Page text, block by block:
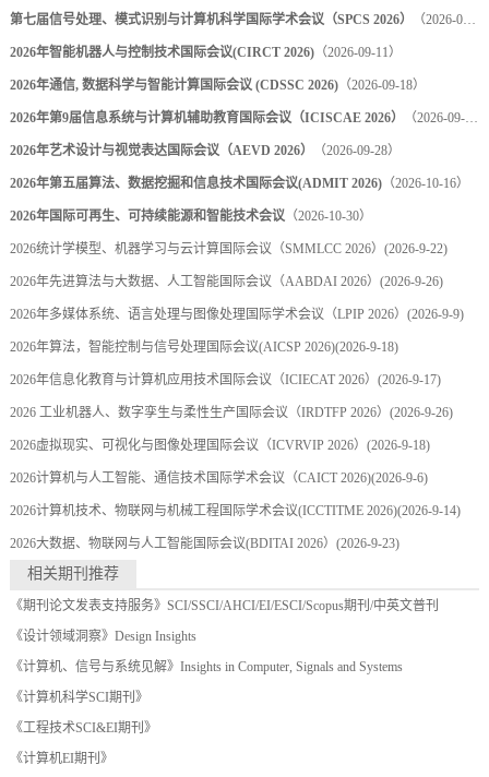
第七届信号处理、模式识别与计算机科学国际学术会议（SPCS 2026） （2026-08-28）
2026年智能机器人与控制技术国际会议(CIRCT 2026)（2026-09-11）
2026年通信, 数据科学与智能计算国际会议 (CDSSC 2026)（2026-09-18）
2026年第9届信息系统与计算机辅助教育国际会议（ICISCAE 2026） （2026-09-27）
2026年艺术设计与视觉表达国际会议（AEVD 2026） （2026-09-28）
2026年第五届算法、数据挖掘和信息技术国际会议(ADMIT 2026)（2026-10-16）
2026年国际可再生、可持续能源和智能技术会议（2026-10-30）
2026统计学模型、机器学习与云计算国际会议（SMMLCC 2026） (2026-9-22)
2026年先进算法与大数据、人工智能国际会议（AABDAI 2026） (2026-9-26)
2026年多媒体系统、语言处理与图像处理国际学术会议（LPIP 2026） (2026-9-9)
2026年算法，智能控制与信号处理国际会议(AICSP 2026)(2026-9-18)
2026年信息化教育与计算机应用技术国际会议（ICIECAT 2026） (2026-9-17)
2026 工业机器人、数字孪生与柔性生产国际会议（IRDTFP 2026） (2026-9-26)
2026虚拟现实、可视化与图像处理国际会议（ICVRVIP 2026） (2026-9-18)
2026计算机与人工智能、通信技术国际学术会议（CAICT 2026)(2026-9-6)
2026计算机技术、物联网与机械工程国际学术会议(ICCTITME 2026)(2026-9-14)
2026大数据、物联网与人工智能国际会议(BDITAI 2026） (2026-9-23)
相关期刊推荐
《期刊论文发表支持服务》SCI/SSCI/AHCI/EI/ESCI/Scopus期刊/中英文普刊
《设计领域洞察》Design Insights
《计算机、信号与系统见解》Insights in Computer, Signals and Systems
《计算机科学SCI期刊》
《工程技术SCI&EI期刊》
《计算机EI期刊》